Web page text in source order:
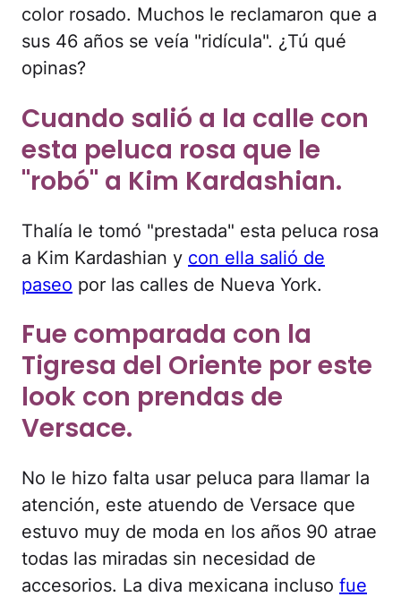
color rosado. Muchos le reclamaron que a
sus 46 años se veía "ridícula". ¿Tú qué
opinas?
Cuando salió a la calle con
esta peluca rosa que le
"robó" a Kim Kardashian.
Thalía le tomó "prestada" esta peluca rosa
a Kim Kardashian y con ella salió de
paseo por las calles de Nueva York.
Fue comparada con la
Tigresa del Oriente por este
look con prendas de
Versace.
No le hizo falta usar peluca para llamar la
atención, este atuendo de Versace que
estuvo muy de moda en los años 90 atrae
todas las miradas sin necesidad de
accesorios. La diva mexicana incluso fue